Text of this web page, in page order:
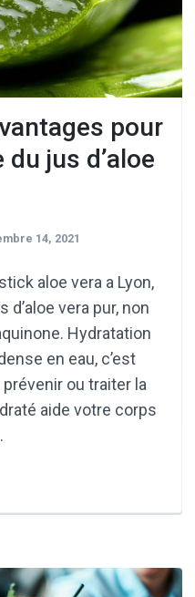
pour
du jus d’aloe
14, 2021
aloe vera a Lyon,
vera pur, non
Hydratation
en eau, c’est
ou traiter la
aide votre corps